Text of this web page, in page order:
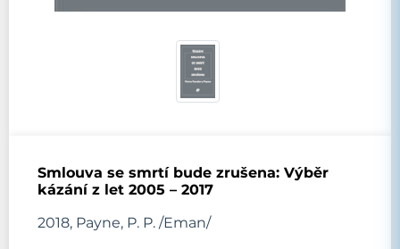
Smlouva se smrtí bude zrušena: Výběr
kázání z let 2005 – 2017
2018, Payne, P. P. /Eman/